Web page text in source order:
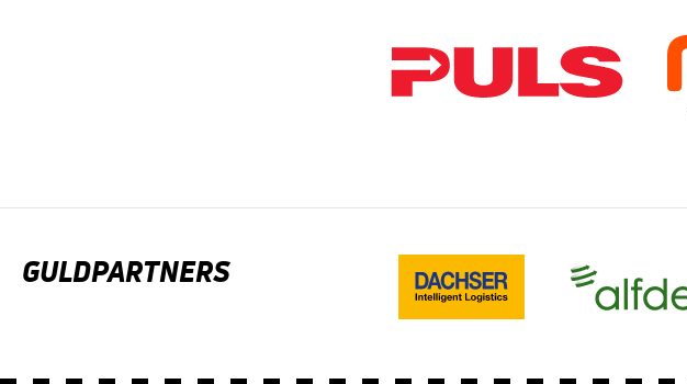
GULDPARTNERS